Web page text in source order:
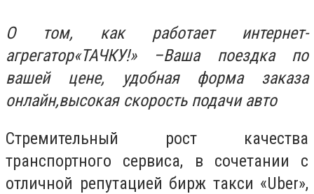
О том, как работает интернет-
агрегатор«ТАЧКУ!» –Ваша поездка по
вашей цене, удобная форма заказа
онлайн,высокая скорость подачи авто
Стремительный рост качества
транспортного сервиса, в сочетании с
отличной репутацией бирж такси «Uber»,